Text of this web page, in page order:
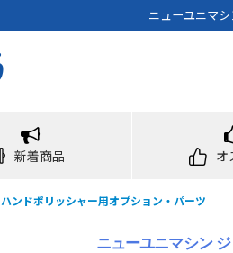
ニューユニマ
新着商品 オ
ハンドポリッシャー用オプション・パーツ
ニューユニマシン